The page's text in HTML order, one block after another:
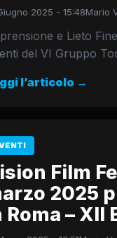
2025 - 15:48Mario
e Lieto
del VI Gruppo
l’articolo →
Film
2025
Roma – XII